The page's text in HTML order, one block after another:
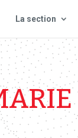
La section